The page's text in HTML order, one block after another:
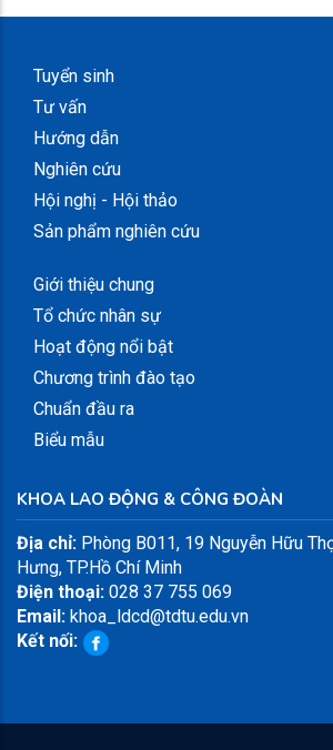
Tuyển sinh
Tư vấn
Hướng dẫn
Nghiên cứu
Hội nghị - Hội thảo
Sản phẩm nghiên cứu
Giới thiệu chung
Tổ chức nhân sự
Hoạt động nổi bật
Chương trình đào tạo
Chuẩn đầu ra
Biểu mẫu
KHOA LAO ĐỘNG & CÔNG ĐOÀN
Địa chỉ: Phòng B011, 19 Nguyễn Hữu
Hưng, TP.Hồ Chí Minh
Điện thoại: 028 37 755 069
Email: khoa_ldcd@tdtu.edu.vn
Kết nối: